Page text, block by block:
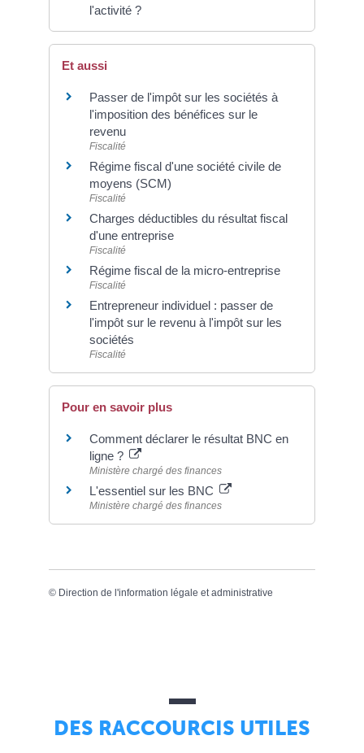
l'activité ?
Et aussi
Passer de l'impôt sur les sociétés à
l'imposition des bénéfices sur le
revenu
Fiscalité
Régime fiscal d'une société civile de
moyens (SCM)
Fiscalité
Charges déductibles du résultat fiscal
d'une entreprise
Fiscalité
Régime fiscal de la micro-entreprise
Fiscalité
Entrepreneur individuel : passer de
l'impôt sur le revenu à l'impôt sur les
sociétés
Fiscalité
Pour en savoir plus
Comment déclarer le résultat BNC en
ligne ?
Ministère chargé des finances
L'essentiel sur les BNC
Ministère chargé des finances
© Direction de l'information légale et administrative
DES RACCOURCIS UTILES